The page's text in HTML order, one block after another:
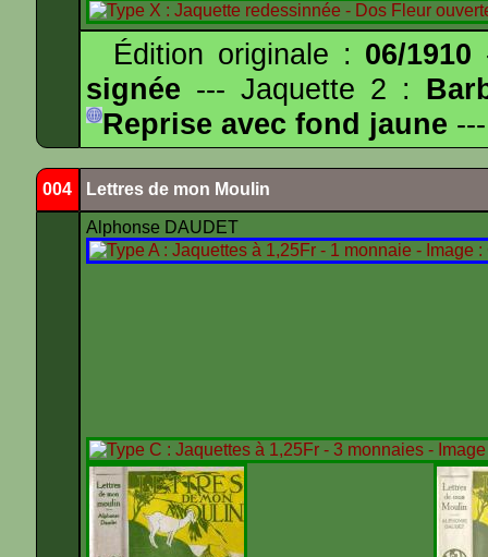
Édition originale : 06/1910
signée --- Jaquette 2 :
Reprise avec fond jaune ---
004 Lettres de mon Moulin
Alphonse DAUDET